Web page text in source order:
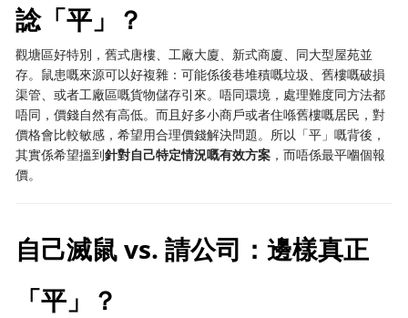
諗「平」？
觀塘區好特別，舊式唐樓、工廠大廈、新式商廈、同大型屋苑並
存。鼠患嘅來源可以好複雜：可能係後巷堆積嘅垃圾、舊樓嘅破損
渠管、或者工廠區嘅貨物儲存引來。唔同環境，處理難度同方法都
唔同，價錢自然有高低。而且好多小商戶或者住喺舊樓嘅居民，對
價格會比較敏感，希望用合理價錢解決問題。所以「平」嘅背後，
其實係希望搵到針對自己特定情況嘅有效方案 ，而唔係最平嗰個報
價。
自己滅鼠 vs. 請公司：邊樣真正
「平」？